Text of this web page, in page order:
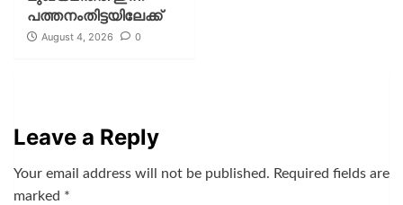
പത്തനംതിട്ടയിലേക്ക്
August 4, 2026 0
Leave a Reply
Your email address will not be published. Required fields are
marked *